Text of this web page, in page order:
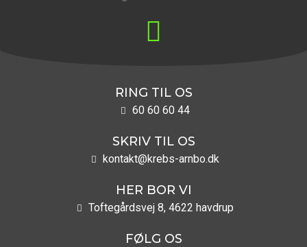
RING TIL OS
60 60 60 44
SKRIV TIL OS
kontakt@krebs-arnbo.dk
HER BOR VI
Toftegårdsvej 8, 4622 havdrup
FØLG OS